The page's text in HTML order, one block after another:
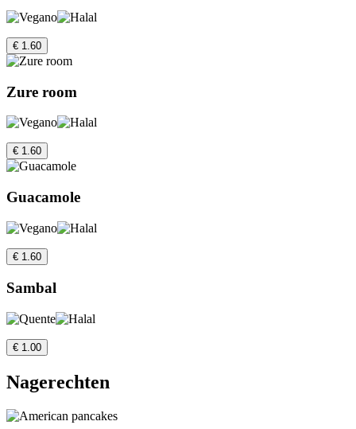
€ 1.60
Zure room
€ 1.60
Guacamole
€ 1.60
Sambal
€ 1.00
Nagerechten